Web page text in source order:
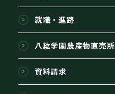
就職・進路
八紘学園農産物直売所
資料請求